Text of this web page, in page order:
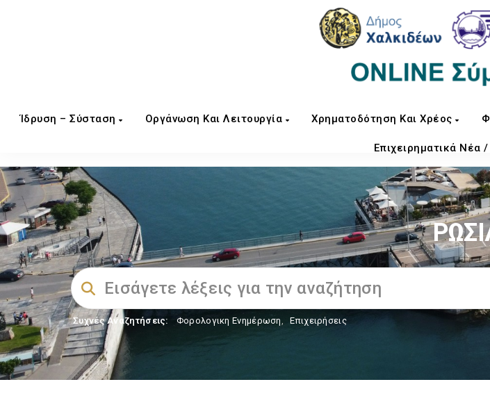
Ίδρυση – Σύσταση Οργάνωση Και Λειτουργία Χρηματοδότηση Και Χρέος
Επιχειρηματικά Νέα
Συχνές Αναζητήσεις: Φορολογικη Ενημέρωση, Επιχειρήσεις